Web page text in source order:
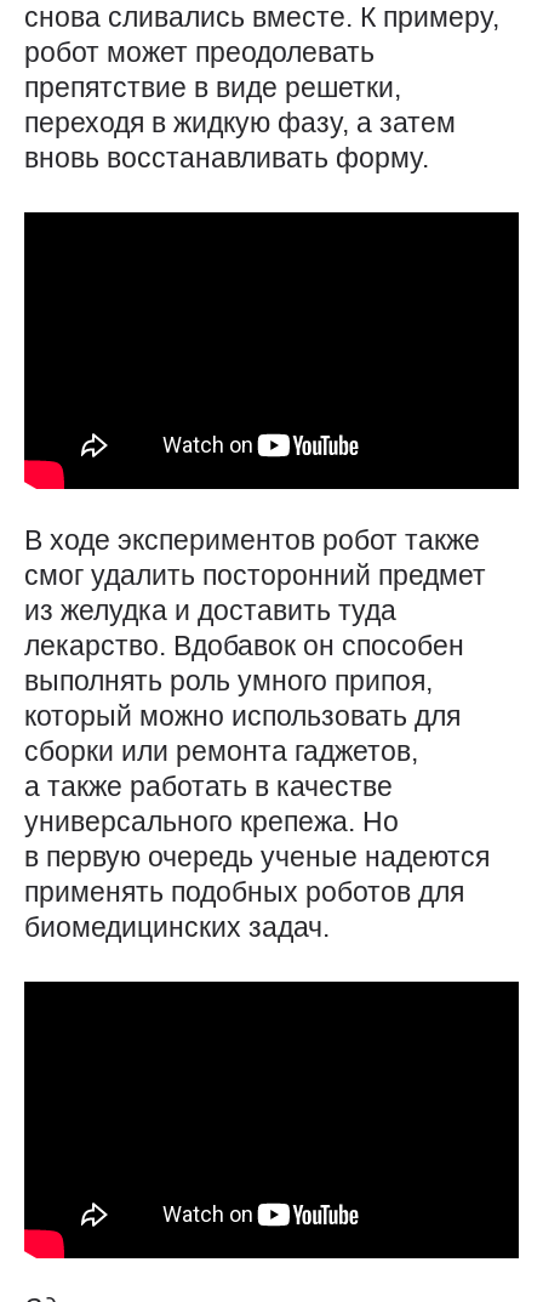
снова сливались вместе. К примеру,
робот может преодолевать
препятствие в виде решетки,
переходя в жидкую фазу, а затем
вновь восстанавливать форму.
В ходе экспериментов робот также
смог удалить посторонний предмет
из желудка и доставить туда
лекарство. Вдобавок он способен
выполнять роль умного припоя,
который можно использовать для
сборки или ремонта гаджетов,
а также работать в качестве
универсального крепежа. Но
в первую очередь ученые надеются
применять подобных роботов для
биомедицинских задач.